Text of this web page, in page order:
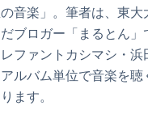
音楽」。筆者は、東大
ブロガー「まるとん」
ファントカシマシ・浜
ルバム単位で音楽を聴
ます。